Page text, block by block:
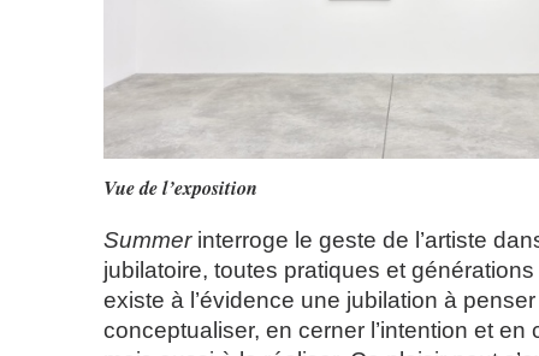
Vue de l’exposition
Summerinterroge le geste de l’artiste
jubilatoire, toutes pratiques et
existe à l’évidence une jubilation à
conceptualiser, en cerner l’intention et en